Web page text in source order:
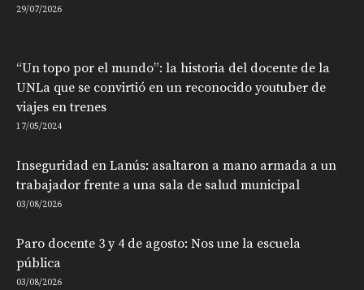
29/07/2026
“Un topo por el mundo”: la historia del docente de la
UNLa que se convirtió en un reconocido youtuber de
viajes en trenes
17/05/2024
Inseguridad en Lanús: asaltaron a mano armada a un
trabajador frente a una sala de salud municipal
03/08/2026
Paro docente 3 y 4 de agosto: Nos une la escuela
pública
03/08/2026